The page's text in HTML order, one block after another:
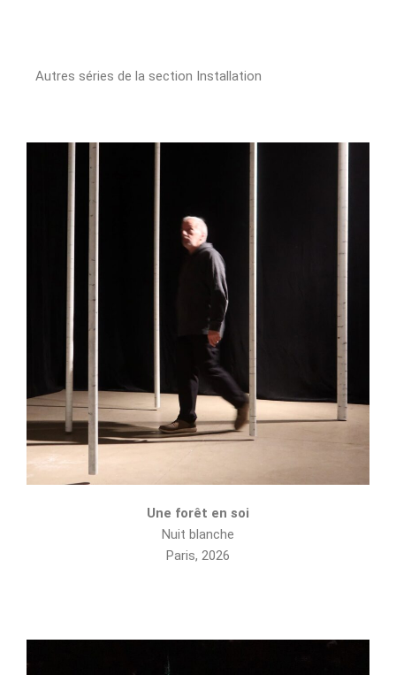
Autres séries de la section Installation
Une forêt en soi
Nuit blanche
Paris, 2026